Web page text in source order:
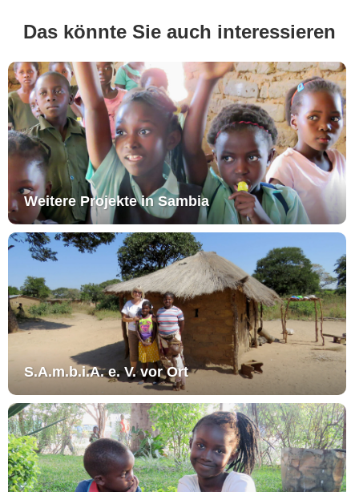
Das könnte Sie auch interessieren
Weitere Projekte in Sambia
S.A.m.b.i.A. e. V. ​vor Ort​​